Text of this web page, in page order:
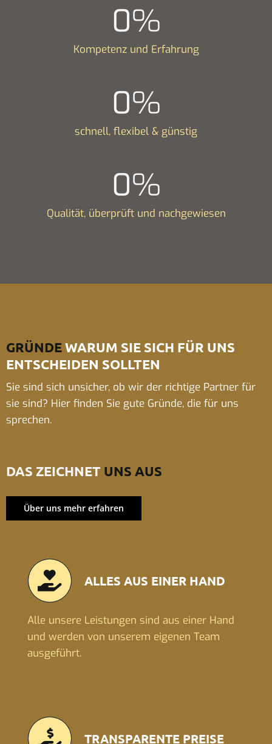
0%
Kompetenz und Erfahrung
0%
schnell, flexibel & günstig
0%
Qualität, überprüft und nachgewiesen
GRÜNDEWARUM SIE SICH FÜR UNS
ENTSCHEIDEN SOLLTEN
Sie sind sich unsicher, ob wir der richtige Partner für
sie sind? Hier finden Sie gute Gründe, die für uns
sprechen.
DAS ZEICHNET UNS AUS
Über uns mehr erfahren
ALLES AUS EINER HAND
Alle unsere Leistungen sind aus einer Hand
und werden von unserem eigenen Team
ausgeführt.
TRANSPARENTE PREISE